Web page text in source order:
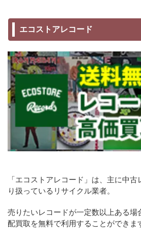
エコストアレコード
「エコストアレコード」は、主に中
り扱っているリサイクル業者。
売りたいレコードが一定数以上ある場
配買取を無料で利用することができま